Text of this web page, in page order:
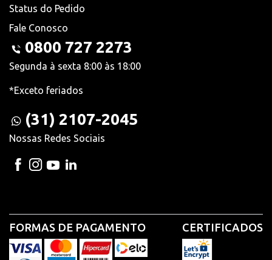
Status do Pedido
Fale Conosco
0800 727 2273
Segunda à sexta 8:00 às 18:00
*Exceto feriados
(31) 2107-2045
Nossas Redes Sociais
FORMAS DE PAGAMENTO CERTIFICADOS